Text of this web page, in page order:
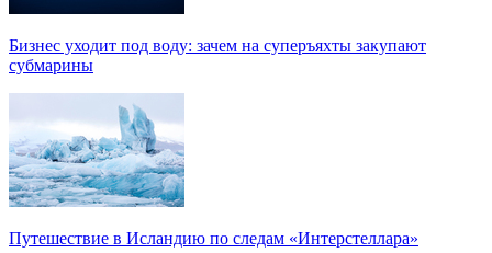
Бизнес уходит под воду: зачем на суперъяхты закупают
субмарины
Путешествие в Исландию по следам «Интерстеллара»